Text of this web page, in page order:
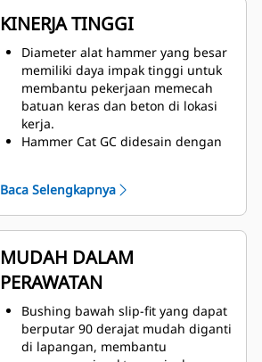
KINERJA TINGGI
Diameter alat hammer yang besar
memiliki daya impak tinggi untuk
membantu pekerjaan memecah
batuan keras dan beton di lokasi
kerja.
Hammer Cat GC didesain dengan
memecah material keras dengan
cepat guna meningkatkan efisiensi
dan produksi.
Hammer Cat GC sepenuhnya diuji
dan divalidasi dengan alat berat
yang sesuai untuk menghasilkan
kinerja dan kompatibilitas yang
lebih baik.
Baca Selengkapnya
MUDAH DALAM
PERAWATAN
Bushing bawah slip-fit yang dapat
berputar 90 derajat mudah diganti
di lapangan, membantu